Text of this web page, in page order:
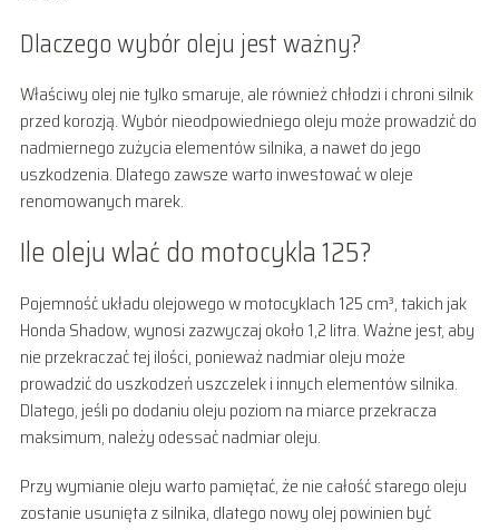
Dlaczego wybór oleju jest ważny?
Właściwy olej nie tylko smaruje, ale również chłodzi i chroni silnik
przed korozją. Wybór nieodpowiedniego oleju może prowadzić do
nadmiernego zużycia elementów silnika, a nawet do jego
uszkodzenia. Dlatego zawsze warto inwestować w oleje
renomowanych marek.
Ile oleju wlać do motocykla 125?
Pojemność układu olejowego w motocyklach 125 cm³, takich jak
Honda Shadow, wynosi zazwyczaj około 1,2 litra. Ważne jest, aby
nie przekraczać tej ilości, ponieważ nadmiar oleju może
prowadzić do uszkodzeń uszczelek i innych elementów silnika.
Dlatego, jeśli po dodaniu oleju poziom na miarce przekracza
maksimum, należy odessać nadmiar oleju.
Przy wymianie oleju warto pamiętać, że nie całość starego oleju
zostanie usunięta z silnika, dlatego nowy olej powinien być